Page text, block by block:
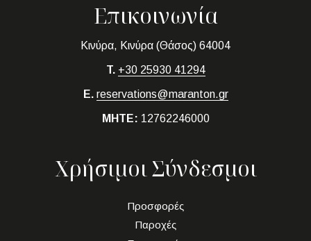
Επικοινωνία
Κινύρα, Κινύρα (Θάσος) 64004
T. +30 25930 41294
E. reservations@maranton.gr
MHTE: 12762246000
Χρήσιμοι Σύνδεσμοι
Προσφορές
Παροχές